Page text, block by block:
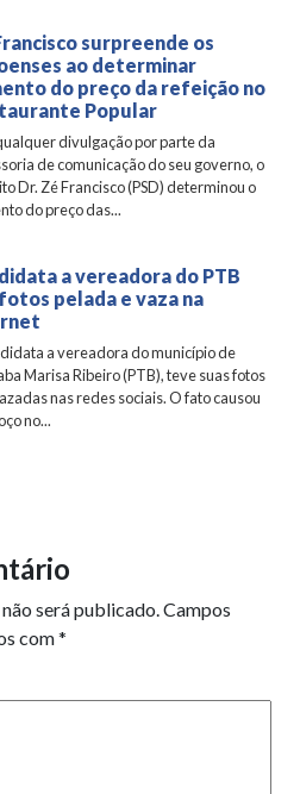
surpreende os
ao determinar
do preço da refeição no
Popular
divulgação por parte da
de comunicação do seu governo, o
Dr. Zé Francisco (PSD) determinou o
do preço das...
a vereadora do PTB
pelada e vaza na
a vereadora do município de
Marisa Ribeiro (PTB), teve suas fotos
nas redes sociais. O fato causou
no...
será publicado.Campos
com*